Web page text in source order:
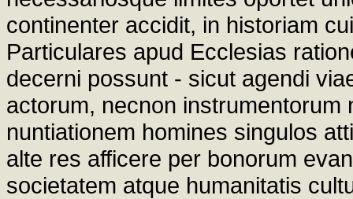
continenter accidit, in historiam
Particulares apud Ecclesias
decerni possunt - sicut agendi
actorum, necnon
nuntiationem homines singulos
alte res afficere per bonorum
societatem atque humanitatis